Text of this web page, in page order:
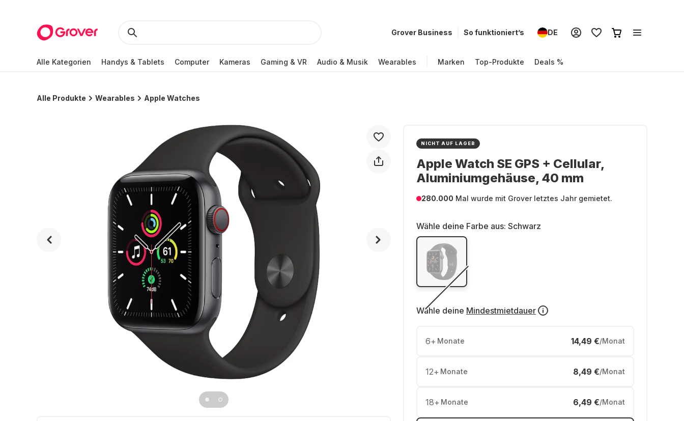
Grover Business So funktioniert’s DE
Alle Kategorien Handys & Tablets Computer Kameras Gaming & VR Audio & Musik Wearables Marken Top-Produkte Deals %
Alle Produkte Wearables Apple Watches
NICHT AUF LAGER
Apple Watch SE GPS + Cellular,
Aluminiumgehäuse, 40 mm
280.000 Mal wurde mit Grover letztes Jahr gemietet.
Wähle deine Farbe aus: Schwarz
Wähle deine Mindestmietdauer
6+ Monate 14,49 €/Monat
12+ Monate 8,49 €/Monat
18+ Monate 6,49 €/Monat